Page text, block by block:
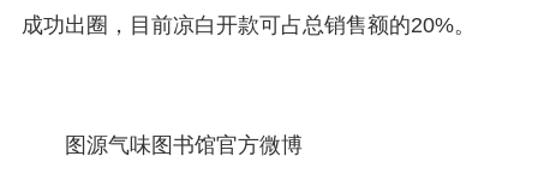
成功出圈，目前凉白开款可占总销售额的20%。
图源气味图书馆官方微博